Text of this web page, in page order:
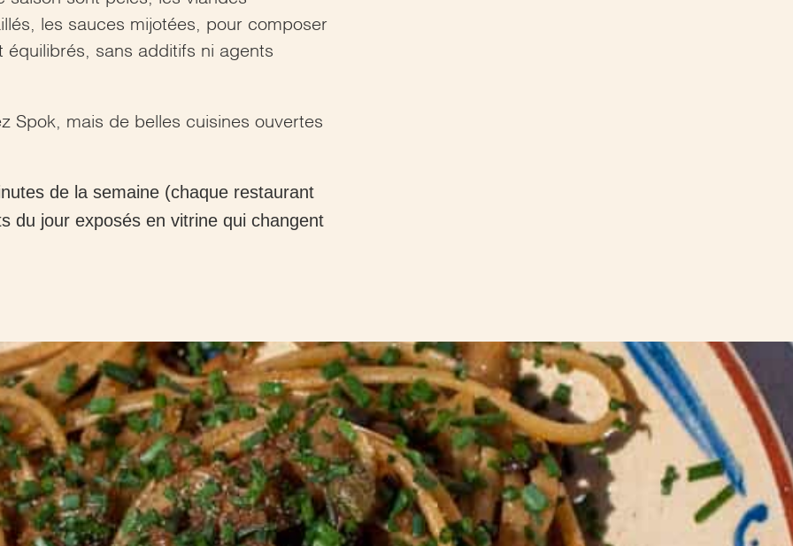
les sauces mijotées, pour composer
équilibrés, sans additifs ni agents
Spok, mais de belles cuisines ouvertes
de la semaine (chaque restaurant
du jour exposés en vitrine qui changent